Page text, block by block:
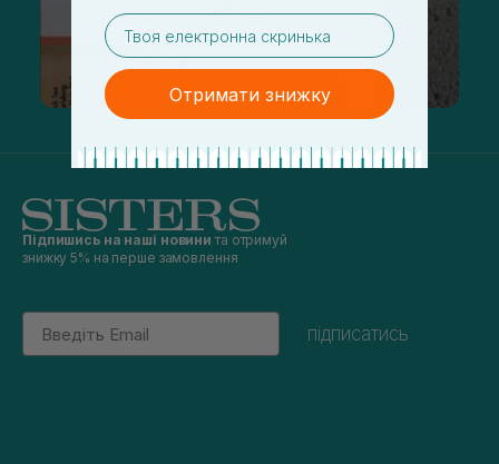
Підпишись на наші новини та отримуй
знижку 5% на перше замовлення
Email
підписатись
email
Отримати знижку